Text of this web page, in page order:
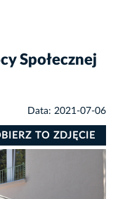
Społecznej
Data: 2021-07-06
TO ZDJĘCIE